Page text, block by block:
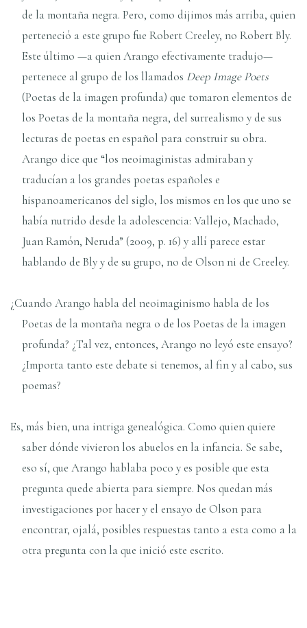
de la montaña negra. Pero, como dijimos más arriba, quien
perteneció a este grupo fue Robert Creeley, no Robert Bly.
Este último —a quien Arango efectivamente tradujo—
pertenece al grupo de los llamados Deep Image Poets
(Poetas de la imagen profunda) que tomaron elementos de
los Poetas de la montaña negra, del surrealismo y de sus
lecturas de poetas en español para construir su obra.
Arango dice que “los neoimaginistas admiraban y
traducían a los grandes poetas españoles e
hispanoamericanos del siglo, los mismos en los que uno se
había nutrido desde la adolescencia: Vallejo, Machado,
Juan Ramón, Neruda” (2009, p. 16) y allí parece estar
hablando de Bly y de su grupo, no de Olson ni de Creeley.
¿Cuando Arango habla del neoimaginismo habla de los
Poetas de la montaña negra o de los Poetas de la imagen
profunda? ¿Tal vez, entonces, Arango no leyó este ensayo?
¿Importa tanto este debate si tenemos, al fin y al cabo, sus
poemas?
Es, más bien, una intriga genealógica. Como quien quiere
saber dónde vivieron los abuelos en la infancia. Se sabe,
eso sí, que Arango hablaba poco y es posible que esta
pregunta quede abierta para siempre. Nos quedan más
investigaciones por hacer y el ensayo de Olson para
encontrar, ojalá, posibles respuestas tanto a esta como a la
otra pregunta con la que inició este escrito.